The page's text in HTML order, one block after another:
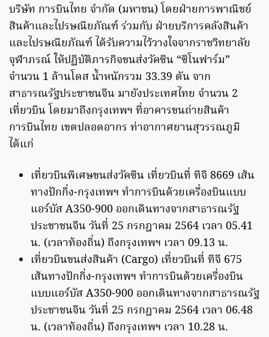
บริษัท การบินไทย จำกัด (มหาชน) โดยฝ่ายการพาณิชย์
สินค้าและไปรษณียภัณฑ์ ร่วมกับ ฝ่ายบริการคลังสินค้า
และไปรษณียภัณฑ์ ได้รับความไว้วางใจจากราชวิทยาลัย
จุฬาภรณ์ ให้ปฏิบัติภารกิจขนส่งวัคซีน “ซิโนฟาร์ม”
จำนวน 1 ล้านโดส น้ำหนักรวม 33.39 ตัน จาก
สาธารณรัฐประชาชนจีน มายังประเทศไทย จำนวน 2
เที่ยวบิน โดยมาถึงกรุงเทพฯ ที่อาคารขนถ่ายสินค้า
การบินไทย เขตปลอดอากร ท่าอากาศยานสุวรรณภูมิ
ได้แก่
เที่ยวบินพิเศษขนส่งวัคซีน เที่ยวบินที่ ทีจี 8669 เส้น
ทางปักกิ่ง-กรุงเทพฯ ทำการบินด้วยเครื่องบินแบบ
แอร์บัส A350-900 ออกเดินทางจากสาธารณรัฐ
ประชาชนจีน วันที่ 25 กรกฎาคม 2564 เวลา 05.41
น. (เวลาท้องถิ่น) ถึงกรุงเทพฯ เวลา 09.13 น.
เที่ยวบินขนส่งสินค้า (Cargo) เที่ยวบินที่ ทีจี 675
เส้นทางปักกิ่ง-กรุงเทพฯ ทำการบินด้วยเครื่องบิน
แบบแอร์บัส A350-900 ออกเดินทางจากสาธารณรัฐ
ประชาชนจีน วันที่ 25 กรกฎาคม 2564 เวลา 06.48
น. (เวลาท้องถิ่น) ถึงกรุงเทพฯ เวลา 10.28 น.